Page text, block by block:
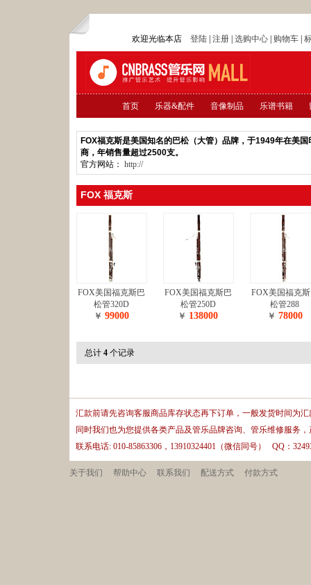
欢迎光临本店 登陆| 注册| 选购中心| 购物车|
首页 乐器&配件 音像制品 乐谱书籍
FOX福克斯是美国知名的巴松（大管）品牌，于1949年在美
商，年销售量超过2500支。
官方网站： http://
FOX 福克斯
FOX美国福克斯巴
松管320D
￥ 99000
FOX美国福克斯巴
松管250D
￥ 138000
FOX美国福克
松管288
￥ 78000
总计 4 个记录
汇款前请先咨询客服商品库存状态再下订单，一般发货时间为汇
同时我们也为您提供各类产品及管乐品牌咨询、管乐维修服务
联系电话: 010-85863306，13910324401（微信同号） QQ：
关于我们 帮助中心 联系我们 配送方式 付款方式